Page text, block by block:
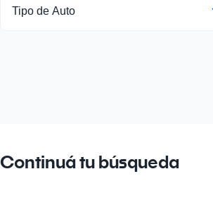
Tipo de Auto
Continuá tu búsqueda